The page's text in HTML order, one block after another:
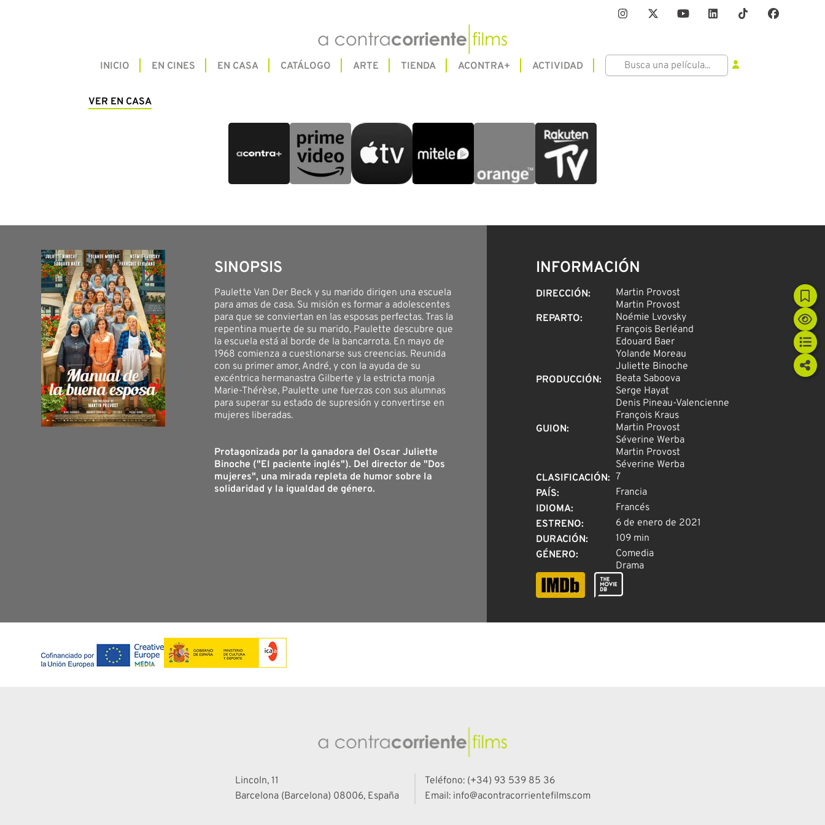
INICIO EN CINES EN CASA CATÁLOGO ARTE TIENDA ACONTRA+ ACTIVIDAD
VER EN CASA
SINOPSIS
Paulette Van Der Beck y su marido dirigen una escuela
para amas de casa. Su misión es formar a adolescentes
para que se conviertan en las esposas perfectas. Tras la
repentina muerte de su marido, Paulette descubre que
la escuela está al borde de la bancarrota. En mayo de
1968 comienza a cuestionarse sus creencias. Reunida
con su primer amor, André, y con la ayuda de su
excéntrica hermanastra Gilberte y la estricta monja
Marie-Thérèse, Paulette une fuerzas con sus alumnas
para superar su estado de supresión y convertirse en
mujeres liberadas.
Protagonizada por la ganadora del Oscar Juliette
Binoche ("El paciente inglés"). Del director de "Dos
mujeres", una mirada repleta de humor sobre la
solidaridad y la igualdad de género.
INFORMACIÓN
DIRECCIÓN:
Martin Provost
Martin Provost
REPARTO:
Noémie Lvovsky
François Berléand
Edouard Baer
Yolande Moreau
Juliette Binoche
PRODUCCIÓN:
Beata Saboova
Serge Hayat
Denis Pineau-Valencienne
François Kraus
GUION:
Martin Provost
Séverine Werba
Martin Provost
Séverine Werba
CLASIFICACIÓN: 7
PAÍS:
Francia
IDIOMA:
Francés
ESTRENO:
6 de enero de 2021
DURACIÓN:
109 min
GÉNERO:
Comedia
Drama
Lincoln, 11
Barcelona (Barcelona) 08006, España
Teléfono: (+34) 93 539 85 36
Email: info@acontracorrientefilms.com